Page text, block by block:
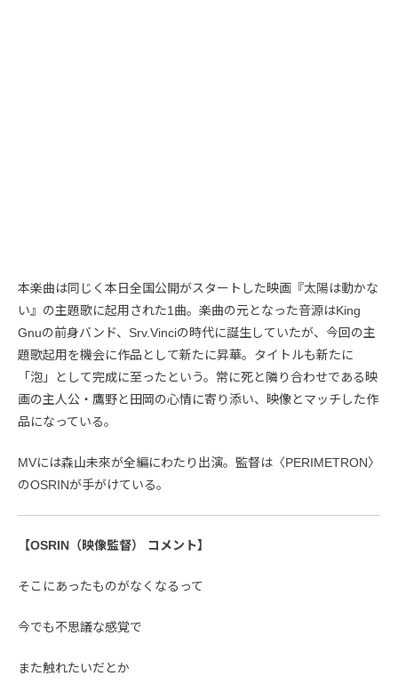
本楽曲は同じく本日全国公開がスタートした映画『太陽は動かな
い』の主題歌に起用された1曲。楽曲の元となった音源はKing
Gnuの前身バンド、Srv.Vinciの時代に誕生していたが、今回の主
題歌起用を機会に作品として新たに昇華。タイトルも新たに
「泡」として完成に至ったという。常に死と隣り合わせである映
画の主人公・鷹野と田岡の心情に寄り添い、映像とマッチした作
品になっている。
MVには森山未來が全編にわたり出演。監督は〈PERIMETRON〉
のOSRINが手がけている。
【OSRIN（映像監督） コメント】
そこにあったものがなくなるって
今でも不思議な感覚で
また触れたいだとか